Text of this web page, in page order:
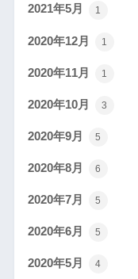
2021年5月 1
2020年12月 1
2020年11月 1
2020年10月 3
2020年9月 5
2020年8月 6
2020年7月 5
2020年6月 5
2020年5月 4